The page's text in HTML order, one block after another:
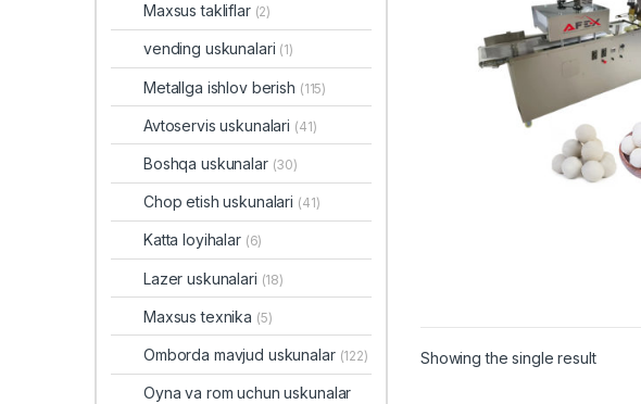
Showing the single result
Maxsus takliflar (2)
vending uskunalari (1)
Metallga ishlov berish (115)
Avtoservis uskunalari (41)
Boshqa uskunalar (30)
Chop etish uskunalari (41)
Katta loyihalar (6)
Lazer uskunalari (18)
Maxsus texnika (5)
Omborda mavjud uskunalar (122)
Oyna va rom uchun uskunalar